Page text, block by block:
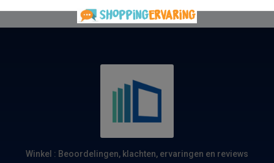
Winkel : Beoordelingen, klachten, ervaringen en reviews